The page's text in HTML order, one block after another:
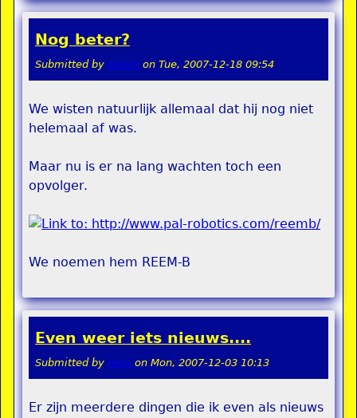
Nog beter?
Submitted by pokon on Tue, 2007-12-18 09:54
We wisten natuurlijk allemaal dat hij nog niet
helemaal af was.
Maar nu is er na lang wachten toch een
opvolger.
We noemen hem REEM-B
Even weer iets nieuws....
Submitted by remi on Mon, 2007-12-03 10:13
Er zijn meerdere dingen die ik even als nieuws